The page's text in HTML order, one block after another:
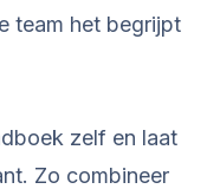
team het begrijpt
zelf en laat
Zo combineer